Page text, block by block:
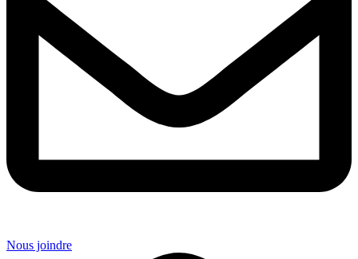
Nous joindre